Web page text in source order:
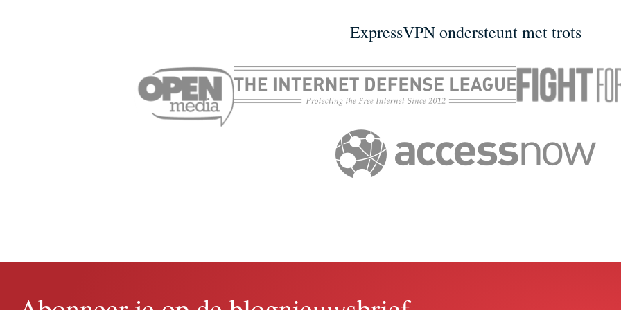
chatberichten: wat zijn ze
en hoe gebruik je ze
ExpressVPN
27.01.2026
11 minuten
WhatsApp? Waarom
Nederlanders massaal
overstappen
18 minuten
Gegevens van
Nederlanders te koop
rommelmarkt
ExpressVPN ondersteunt met trots